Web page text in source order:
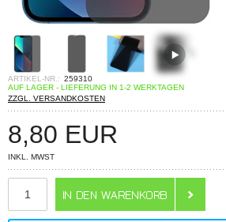
ARTIKEL-NR.: 259310
AUF LAGER - LIEFERUNG IN 1-2 WERKTAGEN
ZZGL. VERSANDKOSTEN
8,80 EUR
INKL. MWST